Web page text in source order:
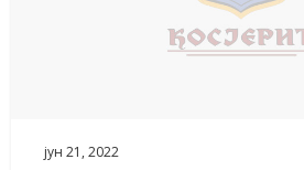
јун 21, 2022